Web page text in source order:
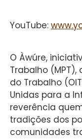
YouTube:
O Àwúre,
Trabalho
do Trabalho
Unidas para a
reverência
tradições dos
comunidades